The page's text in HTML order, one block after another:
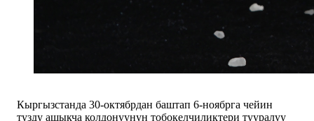
Кыргызстанда 30-октябрдан баштап 6-ноябрга чейин
тузду ашыкча колдонуунун тобокелчиликтери тууралуу